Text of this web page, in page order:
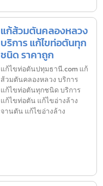
แก้ส้วมตันคลองหลวง
บริการ แก้ไขท่อตันทุก
ชนิด ราคาถูก
แก้ไขท่อตันปทุมธานี.com แก้
ส้วมตันคลองหลวง บริการ
แก้ไขท่อตันทุกชนิด บริการ
แก้ไขท่อตัน แก้ไขอ่างล้าง
จานตัน แก้ไขอ่างล้าง